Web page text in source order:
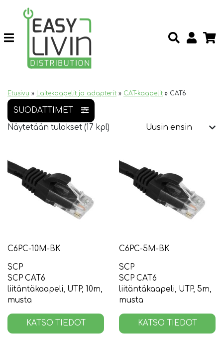
Etusivu » Laitekaapelit ja adapterit » CAT-kaapelit » CAT6
SUODATTIMET
Näytetään tulokset (17 kpl)
C6PC-10M-BK
SCP
SCP CAT6
liitäntäkaapeli, UTP, 10m,
musta
KATSO TIEDOT
C6PC-5M-BK
SCP
SCP CAT6
liitäntäkaapeli, UTP, 5m,
musta
KATSO TIEDOT